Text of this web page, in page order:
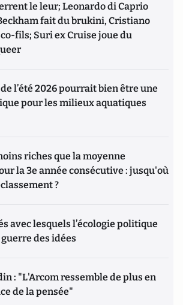
le leur; Leonardo di Caprio
fait du brukini, Cristiano
fils; Suri ex Cruise joue du
l’été 2026 pourrait bien être une
pour les milieux aquatiques
riches que la moyenne
la 3e année consécutive : jusqu'où
?
avec lesquels l’écologie politique
des idées
: "L'Arcom ressemble de plus en
de la pensée"